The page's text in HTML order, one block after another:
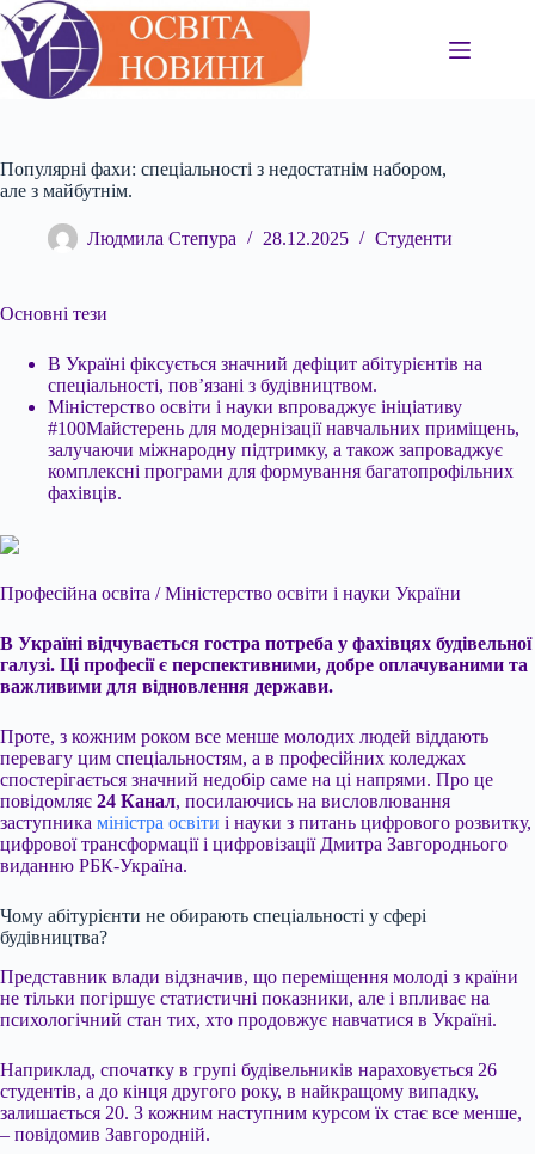
Перейти
до
вмісту
Популярні фахи: спеціальності з недостатнім набором,
але з майбутнім.
Людмила Степура 28.12.2025 Студенти
Основні тези
В Україні фіксується значний дефіцит абітурієнтів на
спеціальності, пов’язані з будівництвом.
Міністерство освіти і науки впроваджує ініціативу
#100Майстерень для модернізації навчальних приміщень,
залучаючи міжнародну підтримку, а також запроваджує
комплексні програми для формування багатопрофільних
фахівців.
Професійна освіта / Міністерство освіти і науки України
В Україні відчувається гостра потреба у фахівцях будівельної
галузі. Ці професії є перспективними, добре оплачуваними та
важливими для відновлення держави.
Проте, з кожним роком все менше молодих людей віддають
перевагу цим спеціальностям, а в професійних коледжах
спостерігається значний недобір саме на ці напрями. Про це
повідомляє 24 Канал, посилаючись на висловлювання
заступника міністра освіти і науки з питань цифрового розвитку,
цифрової трансформації і цифровізації Дмитра Завгороднього
виданню РБК-Україна.
Чому абітурієнти не обирають спеціальності у сфері
будівництва?
Представник влади відзначив, що переміщення молоді з країни
не тільки погіршує статистичні показники, але і впливає на
психологічний стан тих, хто продовжує навчатися в Україні.
Наприклад, спочатку в групі будівельників нараховується 26
студентів, а до кінця другого року, в найкращому випадку,
залишається 20. З кожним наступним курсом їх стає все менше,
– повідомив Завгородній.